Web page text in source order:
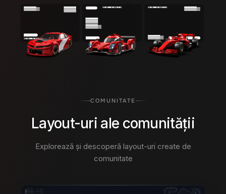
COMUNITATE
Layout-uri ale comunității
Explorează și descoperă layout-uri create de
comunitate